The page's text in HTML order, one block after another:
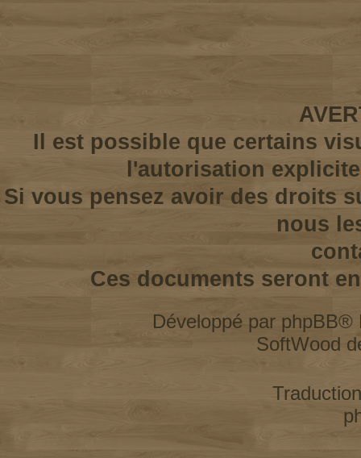
Il est possible que certains
l'autorisation
Si vous pensez avoir des droits
nous
Ces documents seront
Développé par phpBB®
SoftWood